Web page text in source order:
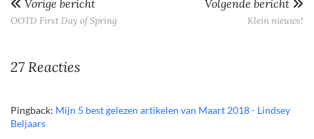
Vorige bericht
OOTD First Day of Spring
Volgende bericht
Klein nieuws!
27 Reacties
Pingback: Mijn 5 best gelezen artikelen van Maart 2018 - Lindsey
Beljaars